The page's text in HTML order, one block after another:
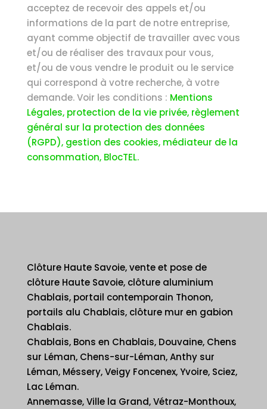
acceptez de recevoir des appels et/ou
informations de la part de notre entreprise,
ayant comme objectif de travailler avec vous
et/ou de réaliser des travaux pour vous,
et/ou de vous vendre le produit ou le service
qui correspond à votre recherche, à votre
demande. Voir les conditions : Mentions
Légales, protection de la vie privée, règlement
général sur la protection des données
(RGPD), gestion des cookies, médiateur de la
consommation, BlocTEL.
Clôture Haute Savoie, vente et pose de
clôture Haute Savoie, clôture aluminium
Chablais, portail contemporain Thonon,
portails alu Chablais, clôture mur en gabion
Chablais.
Chablais, Bons en Chablais, Douvaine, Chens
sur Léman, Chens-sur-Léman, Anthy sur
Léman, Méssery, Veigy Foncenex, Yvoire, Sciez,
Lac Léman.
Annemasse, Ville la Grand, Vétraz-Monthoux,